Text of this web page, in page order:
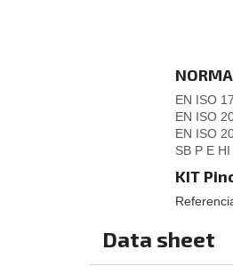
EN ISO
EN ISO
EN ISO
SB P E
KIT
Data sheet